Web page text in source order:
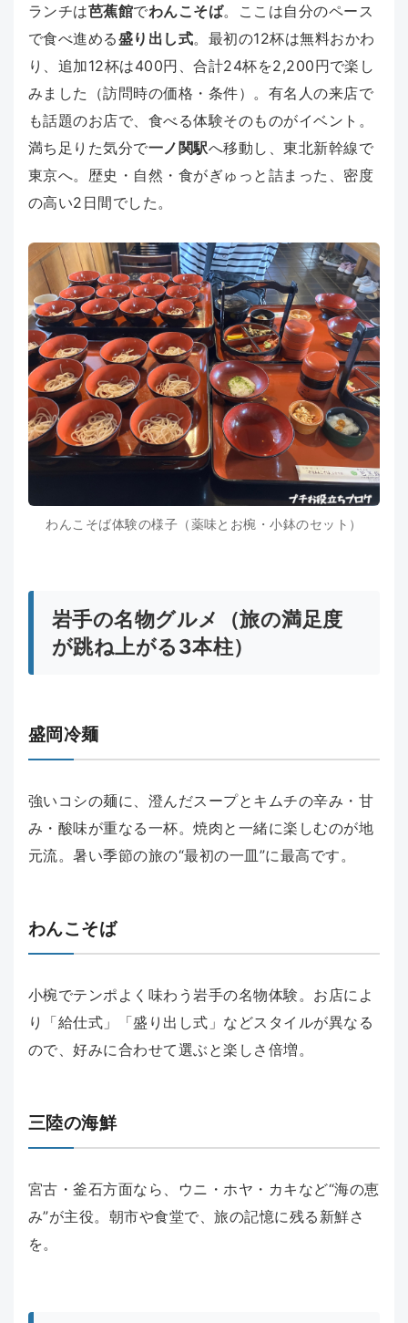
ランチは芭蕉館でわんこそば。ここは自分のペース
で食べ進める盛り出し式。最初の12杯は無料おかわ
り、追加12杯は400円、合計24杯を2,200円で楽し
みました（訪問時の価格・条件）。有名人の来店で
も話題のお店で、食べる体験そのものがイベント。
満ち足りた気分で一ノ関駅へ移動し、東北新幹線で
東京へ。歴史・自然・食がぎゅっと詰まった、密度
の高い2日間でした。
わんこそば体験の様子（薬味とお椀・小鉢のセット）
岩手の名物グルメ（旅の満足度
が跳ね上がる3本柱）
盛岡冷麺
強いコシの麺に、澄んだスープとキムチの辛み・甘
み・酸味が重なる一杯。焼肉と一緒に楽しむのが地
元流。暑い季節の旅の“最初の一皿”に最高です。
わんこそば
小椀でテンポよく味わう岩手の名物体験。お店によ
り「給仕式」「盛り出し式」などスタイルが異なる
ので、好みに合わせて選ぶと楽しさ倍増。
三陸の海鮮
宮古・釜石方面なら、ウニ・ホヤ・カキなど“海の恵
み”が主役。朝市や食堂で、旅の記憶に残る新鮮さ
を。